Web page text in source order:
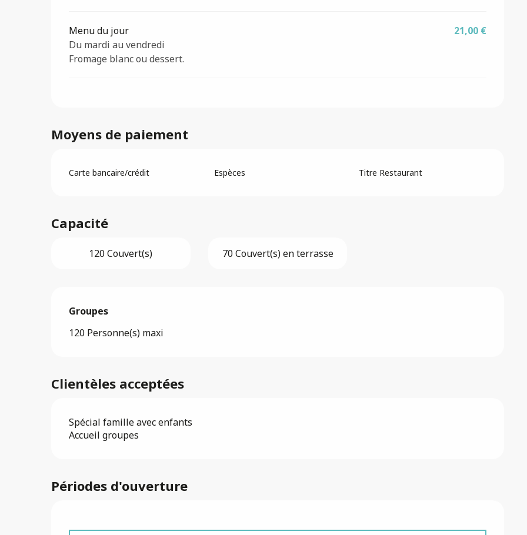
Menu du jour
Du mardi au vendredi
Fromage blanc ou dessert.
21,00 €
Moyens de paiement
Carte bancaire/crédit Espèces Titre Restaurant
Capacité
120 Couvert(s) 70 Couvert(s) en terrasse
Groupes
Groupes
120 Personne(s) maxi
Clientèles acceptées
Spécial famille avec enfants
Accueil groupes
Périodes d'ouverture